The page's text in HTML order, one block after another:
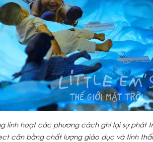
linh hoạt các phương cách ghi lại sự phát
cân bằng chất lượng giáo dục và tính